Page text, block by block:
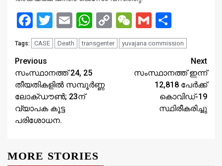
Facebook
Twitter
EmailWhatsApp
Copy
Link
WeChat
Gmail
Tags: CASE Death transgenter yuvajana commission
Continue
Reading
Previous
സംസ്ഥാനത്ത് 24, 25
തീയതികളില്‍ സമ്പൂര്‍ണ്ണ
ലോക്ഡൗൺ; 23ന്
വ്യാപക കൂട്ട
പരിശോധന.
Next
സംസ്ഥാനത്ത് ഇന്ന്
12,818 പേര്‍ക്ക്
കൊവിഡ്-19
സ്ഥിരീകരിച്ചു
MORE STORIES